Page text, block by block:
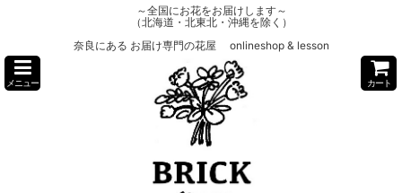
～全国にお花をお届けします～
（北海道・北東北・沖縄を除く）
奈良にある お届け専門の花屋 onlineshop & lesson
メニュー カート